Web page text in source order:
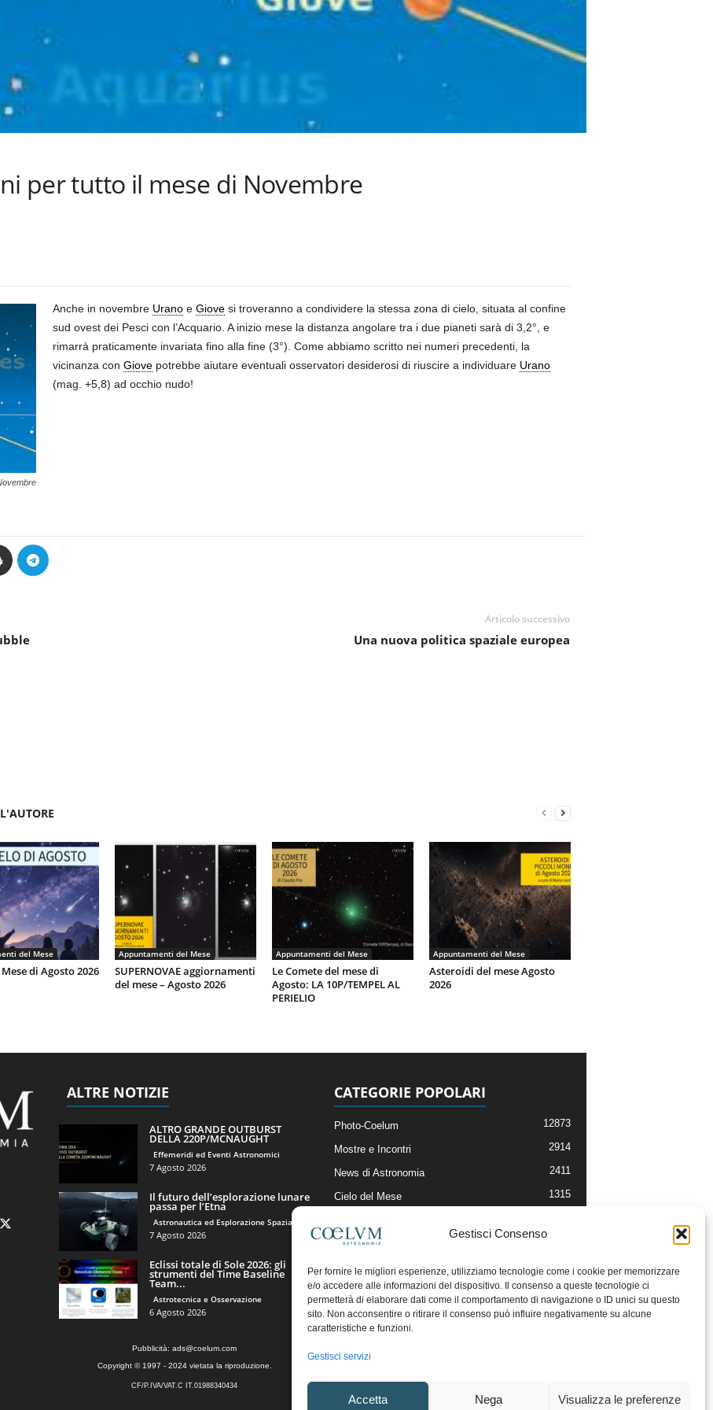
Gestisci Consenso
Per fornire le migliori esperienze, utilizziamo tecnologie come i cookie per memorizzare
e/o accedere alle informazioni del dispositivo. Il consenso a queste tecnologie ci
permetterà di elaborare dati come il comportamento di navigazione o ID unici su questo
sito. Non acconsentire o ritirare il consenso può influire negativamente su alcune
caratteristiche e funzioni.
Gestisci servizi
Accetta Nega Visualizza le preferenze
per tutto il mese di Novembre
Anche in novembre Uranoe Giovesi troveranno a condividere la stessa zona di cielo, situata al confine
sud ovest dei Pesci con l’Acquario. A inizio mese la distanza angolare tra i due pianeti sarà di 3,2°, e
rimarrà praticamente invariata fino alla fine (3°). Come abbiamo scritto nei numeri precedenti, la
vicinanza con Giovepotrebbe aiutare eventuali osservatori desiderosi di riuscire a individuare Urano
(mag. +5,8) ad occhio nudo!
Articolo successivo
Una nuova politica spaziale europea
del Mese
di Agosto 2026
Appuntamenti del Mese
SUPERNOVAE aggiornamenti
del mese – Agosto 2026
Appuntamenti del Mese
Le Comete del mese di
Agosto: LA 10P/TEMPEL AL
PERIELIO
Appuntamenti del Mese
Asteroidi del mese Agosto
2026
ALTRE NOTIZIE
ALTRO GRANDE OUTBURST
DELLA 220P/MCNAUGHT
Effemeridi ed Eventi Astronomici
7 Agosto 2026
Il futuro dell’esplorazione lunare
passa per l’Etna
Astronautica ed Esplorazione Spaziale
7 Agosto 2026
Eclissi totale di Sole 2026: gli
strumenti del Time Baseline
Team...
Astrotecnica e Osservazione
6 Agosto 2026
CATEGORIE POPOLARI
Photo-Coelum 12873
Mostre e Incontri 2914
News di Astronomia 2411
Cielo del Mese 1315
Articoli e Risorse On-Line
Il Blog della Redazione
Pubblicità: ads@coelum.com
Copyright © 1997 - 2024 vietata la riproduzione.
CF/P.IVA/VAT.C IT.01988340434